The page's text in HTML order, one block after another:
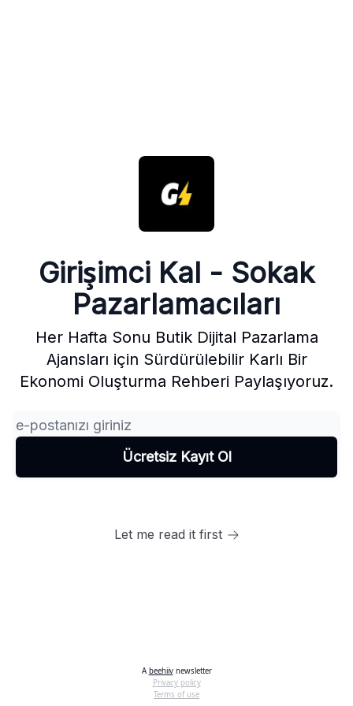
Girişimci Kal - Sokak
Pazarlamacıları
Her Hafta Sonu Butik Dijital Pazarlama
Ajansları için Sürdürülebilir Karlı Bir
Ekonomi Oluşturma Rehberi Paylaşıyoruz.
Let me read it first
A beehiivnewsletter
Privacy policy
Terms of use